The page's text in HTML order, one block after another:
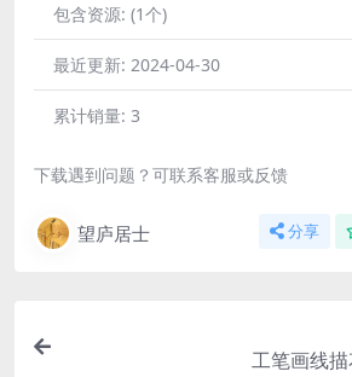
包含资源: (1个)
最近更新: 2024-04-30
累计销量: 3
下载遇到问题？可联系客服或反馈
望庐居士 分享
工笔画线